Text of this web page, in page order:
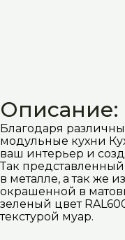
Описание:
Благодаря
модульные кухни
ваш интерьер и
Так
в металле, а так же
окрашенной в
зеленый цвет
текстурой муар.